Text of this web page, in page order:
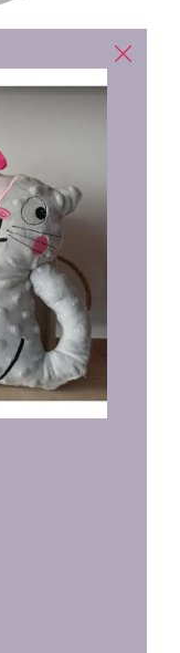
που
μπομπονιέρα
ημέρες
για